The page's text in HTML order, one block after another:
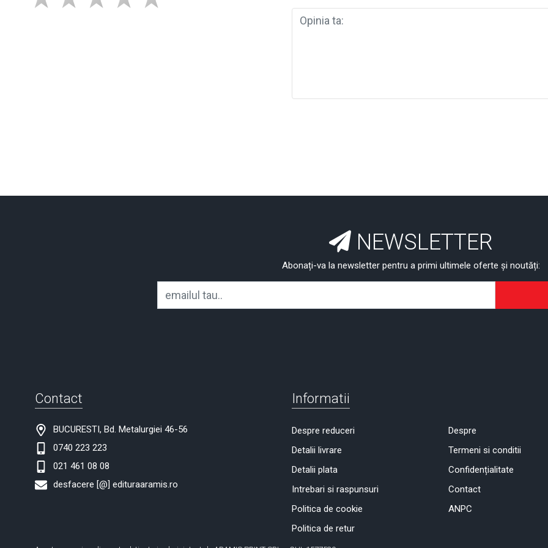
NEWSLETTER
Abonați-va la newsletter pentru a primi ultimele oferte și noutăți:
Contact
BUCURESTI, Bd. Metalurgiei 46-56
0740 223 223
021 461 08 08
desfacere [@] edituraaramis.ro
Informatii
Despre reduceri
Detalii livrare
Detalii plata
Intrebari si raspunsuri
Politica de cookie
Politica de retur
Despre
Termeni si conditii
Confidențialitate
Contact
ANPC